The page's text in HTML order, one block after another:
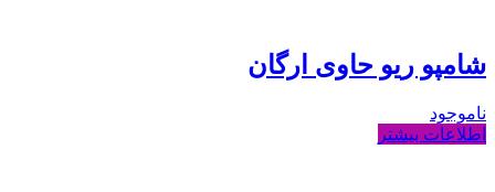
شامپو ریو حاوی ارگان
ناموجود
اطلاعات بیشتر